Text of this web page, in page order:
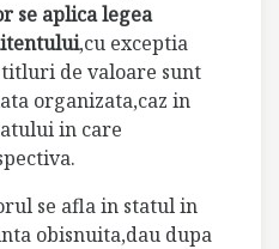
se aplica legea
,cu exceptia
de valoare sunt
organizata,caz in
in care
se afla in statul in
obisnuita,dau dupa